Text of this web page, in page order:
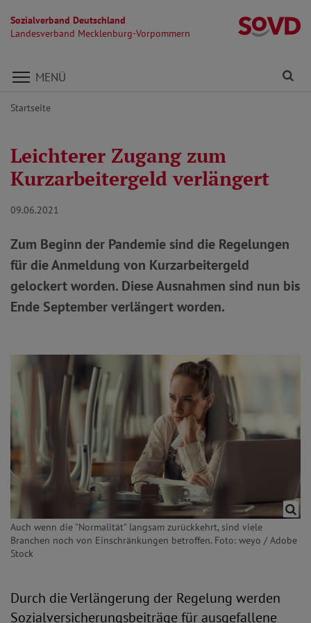
Sozialverband Deutschland
Landesverband Mecklenburg-Vorpommern
Direkt zu den Inhalten springen
MENÜ
Startseite
Leichterer Zugang zum
Kurzarbeitergeld verlängert
09.06.2021
Zum Beginn der Pandemie sind die Regelungen
für die Anmeldung von Kurzarbeitergeld
gelockert worden. Diese Ausnahmen sind nun bis
Ende September verlängert worden.
Auch wenn die "Normalität" langsam zurückkehrt, sind viele
Branchen noch von Einschränkungen betroffen. Foto: weyo / Adobe
Stock
Durch die Verlängerung der Regelung werden
Sozialversicherungsbeiträge für ausgefallene